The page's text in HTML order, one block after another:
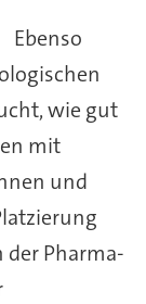
Ebenso
wie gut
mit
und
der Pharma-